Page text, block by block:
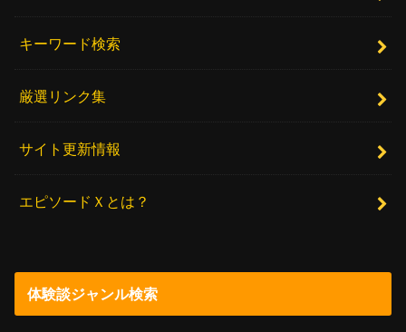
キーワード検索
厳選リンク集
サイト更新情報
エピソードＸとは？
体験談ジャンル検索